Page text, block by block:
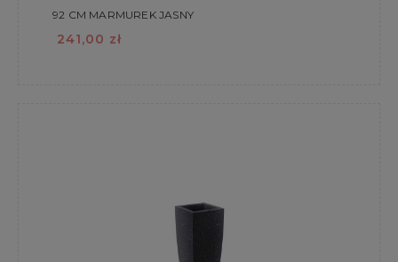
92 CM MARMUREK JASNY
241,00 zł